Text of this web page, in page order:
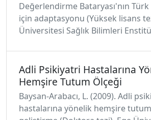
Değerlendirme Bataryası'nın
için adaptasyonu (Yüksek lisans
Üniversitesi Sağlık Bilimleri
Adli Psikiyatri Hastalarına
Hemşire Tutum Ölçeği
Baysan-Arabacı, L. (2009). Adli
hastalarına yönelik hemşire